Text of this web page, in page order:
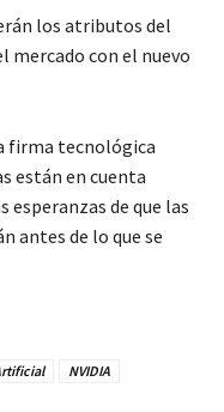
los atributos del
mercado con el nuevo
firma tecnológica
están en cuenta
esperanzas de que las
antes de lo que se
NVIDIA